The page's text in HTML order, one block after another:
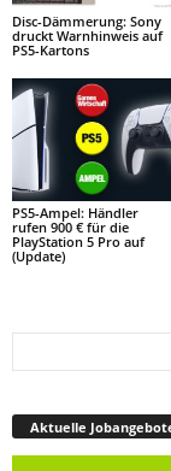
Disc-Dämmerung: Sony
druckt Warnhinweis auf
PS5-Kartons
PS5-Ampel: Händler
rufen 900 € für die
PlayStation 5 Pro auf
(Update)
Aktuelle